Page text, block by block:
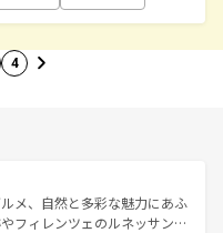
4
メ、自然と多彩な魅力にあふ
フィレンツェのルネッサンス